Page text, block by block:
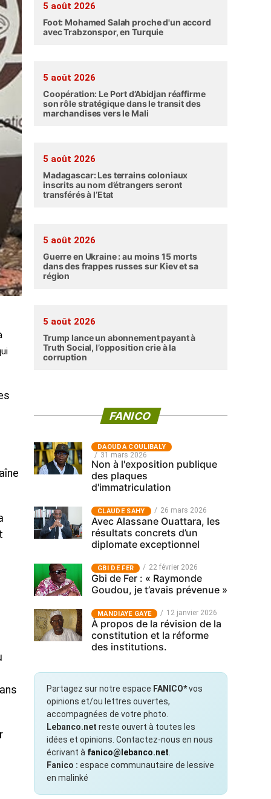
5 août 2026
Foot: Mohamed Salah proche d'un accord
avec Trabzonspor, en Turquie
5 août 2026
Coopération: Le Port d’Abidjan réaffirme
son rôle stratégique dans le transit des
marchandises vers le Mali
5 août 2026
Madagascar: Les terrains coloniaux
inscrits au nom d’étrangers seront
transférés à l’Etat
5 août 2026
Guerre en Ukraine : au moins 15 morts
dans des frappes russes sur Kiev et sa
région
5 août 2026
Trump lance un abonnement payant à
Truth Social, l’opposition crie à la
corruption
FANICO
‎DAOUDA COULIBALY
31 mars 2026
Non à l'exposition publique
des plaques
d'immatriculation
CLAUDE SAHY 26 mars 2026
Avec Alassane Ouattara, les
résultats concrets d’un
diplomate exceptionnel
GBI DE FER 22 février 2026
Gbi de Fer : « Raymonde
Goudou, je t’avais prévenue »
MANDIAYE GAYE 12 janvier 2026
À propos de la révision de la
constitution et la réforme
des institutions.
Partagez sur notre espace FANICO*vos
opinions et/ou lettres ouvertes,
accompagnées de votre photo.
Lebanco.net reste ouvert à toutes les
idées et opinions. Contactez-nous en nous
écrivant à fanico@lebanco.net
Fanico : espace communautaire de lessive
en malinké